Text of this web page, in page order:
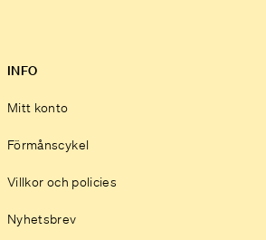
INFO
Mitt konto
Förmånscykel
Villkor och policies
Nyhetsbrev